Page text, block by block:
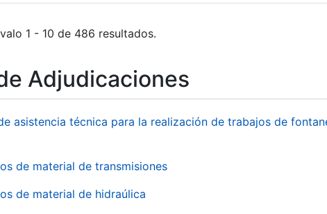
1 - 10 de 486 resultados.
Adjudicaciones
asistencia técnica para la realización de trabajos de
de material de transmisiones
de material de hidraúlica